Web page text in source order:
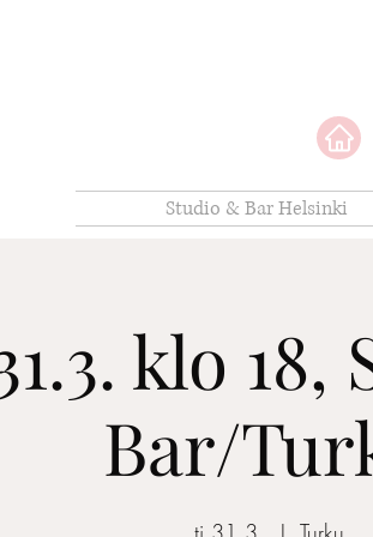
Studio & Bar Helsinki
klo
Bar/